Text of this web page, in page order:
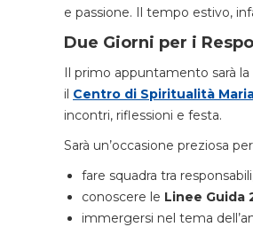
e passione. Il tempo estivo,
Due Giorni per i
Il primo appuntamento sarà la
il Centro di Spiritualità
incontri, riflessioni e festa.
Sarà un’occasione preziosa
fare squadra tra
conoscere le Linee Guida
immergersi nel tema